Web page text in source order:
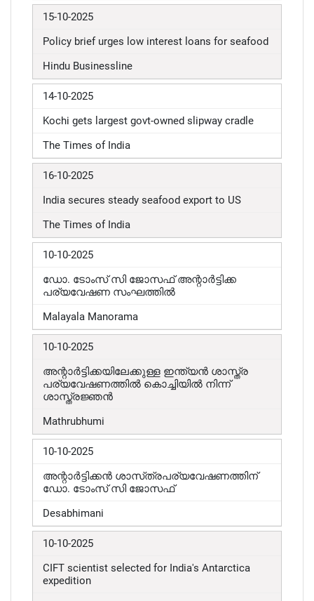
15-10-2025
Policy brief urges low interest loans for seafood
Hindu Businessline
14-10-2025
Kochi gets largest govt-owned slipway cradle
The Times of India
16-10-2025
India secures steady seafood export to US
The Times of India
10-10-2025
ഡോ. ടോംസ് സി ജോസഫ് അന്റാർട്ടിക്ക
പര്യവേഷണ സംഘത്തിൽ
Malayala Manorama
10-10-2025
അന്റാർട്ടിക്കയിലേക്കുള്ള ഇന്ത്യൻ ശാസ്ത്ര
പര്യവേഷണത്തിൽ കൊച്ചിയിൽ നിന്ന്
ശാസ്ത്രജ്ഞൻ
Mathrubhumi
10-10-2025
അന്റാർട്ടിക്കൻ ശാസ്‌ത്രപര്യവേഷണത്തിന്
ഡോ. ടോംസ് സി ജോസഫ്
Desabhimani
10-10-2025
CIFT scientist selected for India's Antarctica
expedition